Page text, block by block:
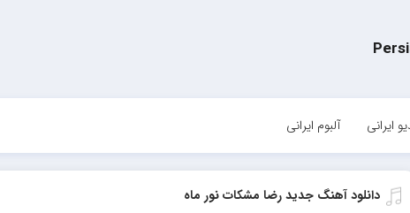
ایرانی آلبوم ایرانی
دانلود آهنگ جدید رضا مشکات نور ماه